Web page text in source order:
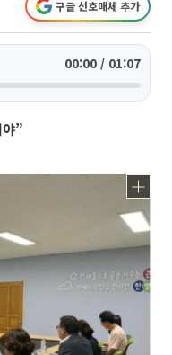
구글 선호매체 추가
00:00 / 01:07
”